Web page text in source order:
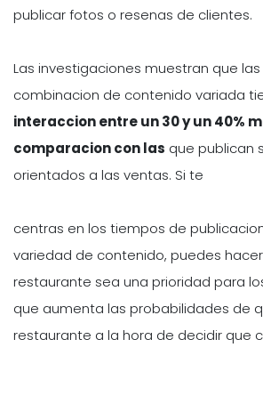
publicar fotos o resenas de clientes.
Las investigaciones muestran que
combinacion de contenido variada
interaccion entre un 30 y un 40%
comparacion con las que publican
orientados a las ventas. Si te
centras en los tiempos de
variedad de contenido, puedes
restaurante sea una prioridad para
que aumenta las probabilidades de
restaurante a la hora de decidir que